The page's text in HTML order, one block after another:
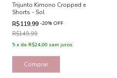
Trijunto Kimono Cropped e
Shorts - Sol
R$119,99 -20% OFF
R$149,99
5 x de R$24,00 sem juros
Comprar